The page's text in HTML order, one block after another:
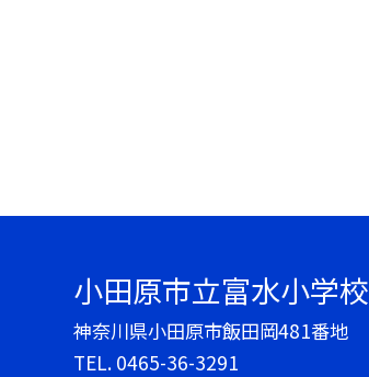
小田原市立富水小学校
神奈川県小田原市飯田岡481番地
TEL. 0465-36-3291